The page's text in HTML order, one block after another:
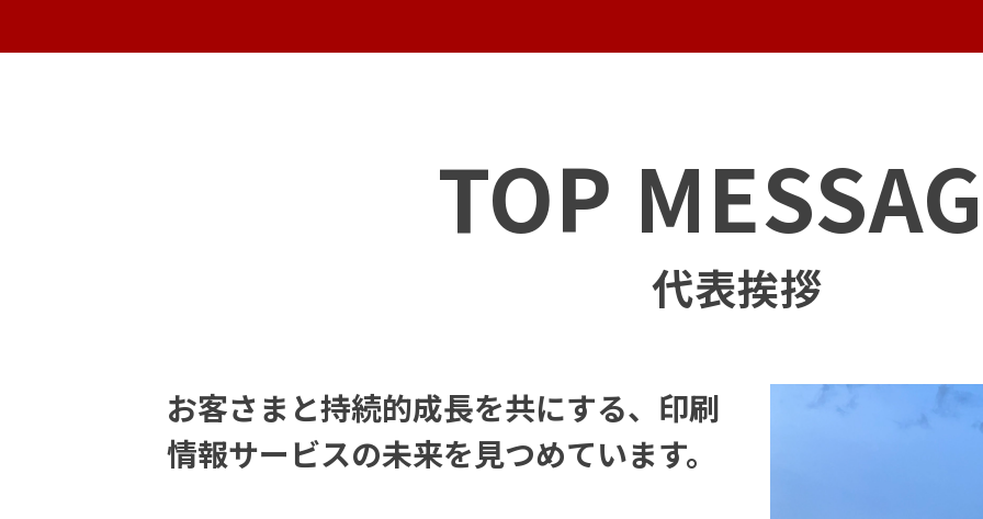
TOP
代表挨拶
お客さまと持続的成長を共にする、印刷
情報サービスの未来を見つめています。